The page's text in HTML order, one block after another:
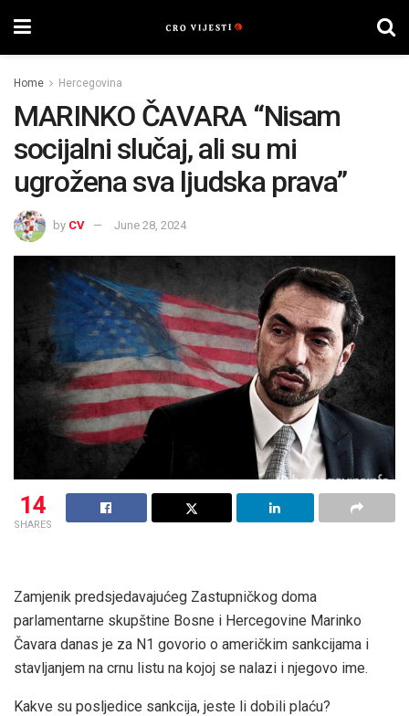
Home Hercegovina
MARINKO ČAVARA “Nisam
socijalni slučaj, ali su mi
ugrožena sva ljudska prava”
by CV June 28, 2024
14
SHARES
Zamjenik predsjedavajućeg Zastupničkog doma
parlamentarne skupštine Bosne i Hercegovine Marinko
Čavara danas je za N1 govorio o američkim sankcijama i
stavljanjem na crnu listu na kojoj se nalazi i njegovo ime.
Kakve su posljedice sankcija, jeste li dobili plaću?